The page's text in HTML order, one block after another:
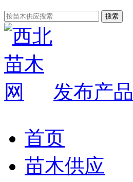
发布产品
首页
苗木供应